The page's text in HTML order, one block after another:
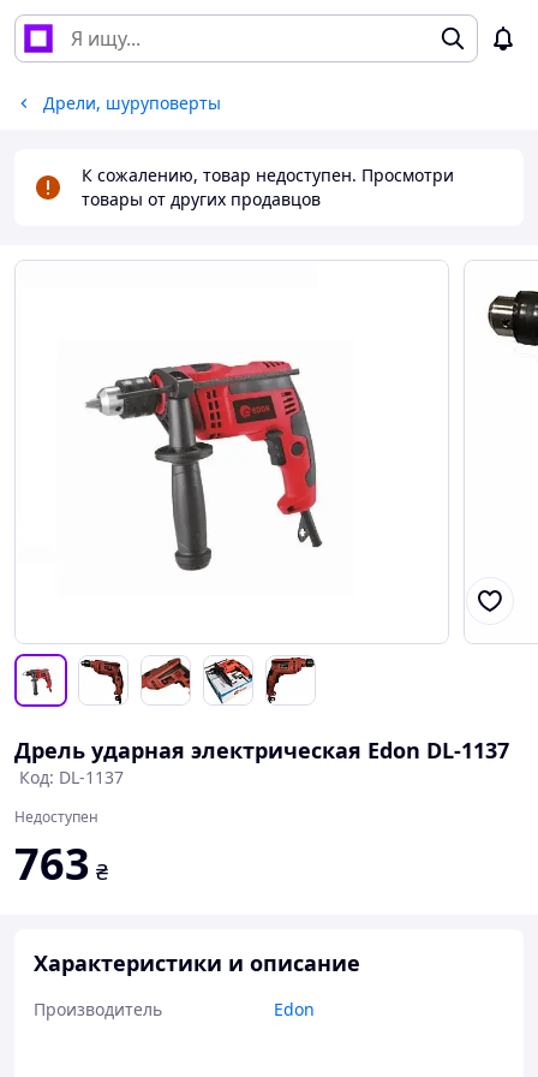
Дрели, шуруповерты
К сожалению, товар недоступен. Просмотри
товары от других продавцов
Дрель ударная электрическая Edon DL-1137
Код: DL-1137
Недоступен
763 ₴
Характеристики и описание
Производитель Edon